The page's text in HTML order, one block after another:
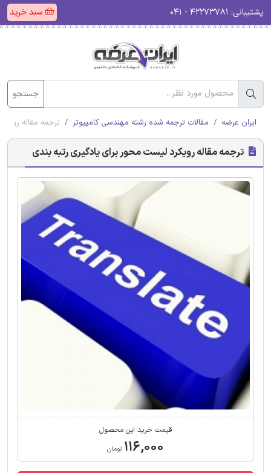
پشتیبانی: سبد خرید
جستجو
ایران عرضه مقالات ترجمه شده رشته مهندسی کامپیوتر ترجمه مقاله
ترجمه مقاله رویکرد لیست محور برای یادگیری رتبه بندی
قیمت خرید این محصول
۱۱۶,۰۰۰ تومان